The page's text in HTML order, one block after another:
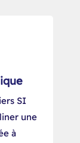
SI
une
à